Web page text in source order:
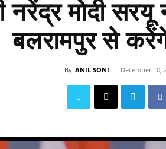
नरेंद्र मोदी
बलरामपुर से
By ANIL SONI - December 10,